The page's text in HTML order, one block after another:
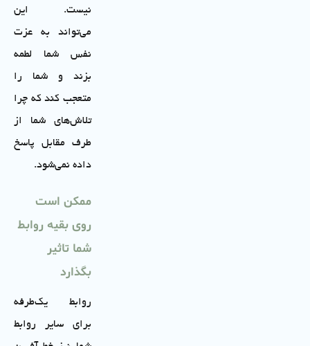
نیست. این
می‌تواند به عزت
نفس شما لطمه
بزند و شما را
متعجب کند که چرا
تلاش‌های شما از
طرف مقابل پاسخ
داده نمی‌شود.
ممکن است
روی بقیه روابط
شما تاثیر
بگذارد
روابط یک‌طرفه
برای سایر روابط